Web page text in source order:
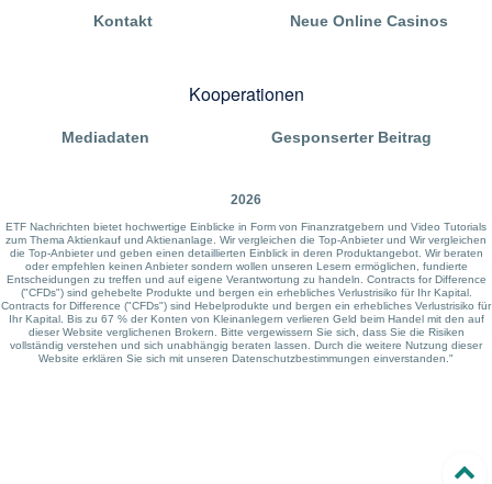
Kontakt Neue Online Casinos
Kooperationen
Mediadaten Gesponserter Beitrag
2026
ETF Nachrichten bietet hochwertige Einblicke in Form von Finanzratgebern und Video Tutorials
zum Thema Aktienkauf und Aktienanlage. Wir vergleichen die Top-Anbieter und Wir vergleichen
die Top-Anbieter und geben einen detaillierten Einblick in deren Produktangebot. Wir beraten
oder empfehlen keinen Anbieter sondern wollen unseren Lesern ermöglichen, fundierte
Entscheidungen zu treffen und auf eigene Verantwortung zu handeln. Contracts for Difference
("CFDs") sind gehebelte Produkte und bergen ein erhebliches Verlustrisiko für Ihr Kapital.
Contracts for Difference ("CFDs") sind Hebelprodukte und bergen ein erhebliches Verlustrisiko für
Ihr Kapital. Bis zu 67 % der Konten von Kleinanlegern verlieren Geld beim Handel mit den auf
dieser Website verglichenen Brokern. Bitte vergewissern Sie sich, dass Sie die Risiken
vollständig verstehen und sich unabhängig beraten lassen. Durch die weitere Nutzung dieser
Website erklären Sie sich mit unseren Datenschutzbestimmungen einverstanden."